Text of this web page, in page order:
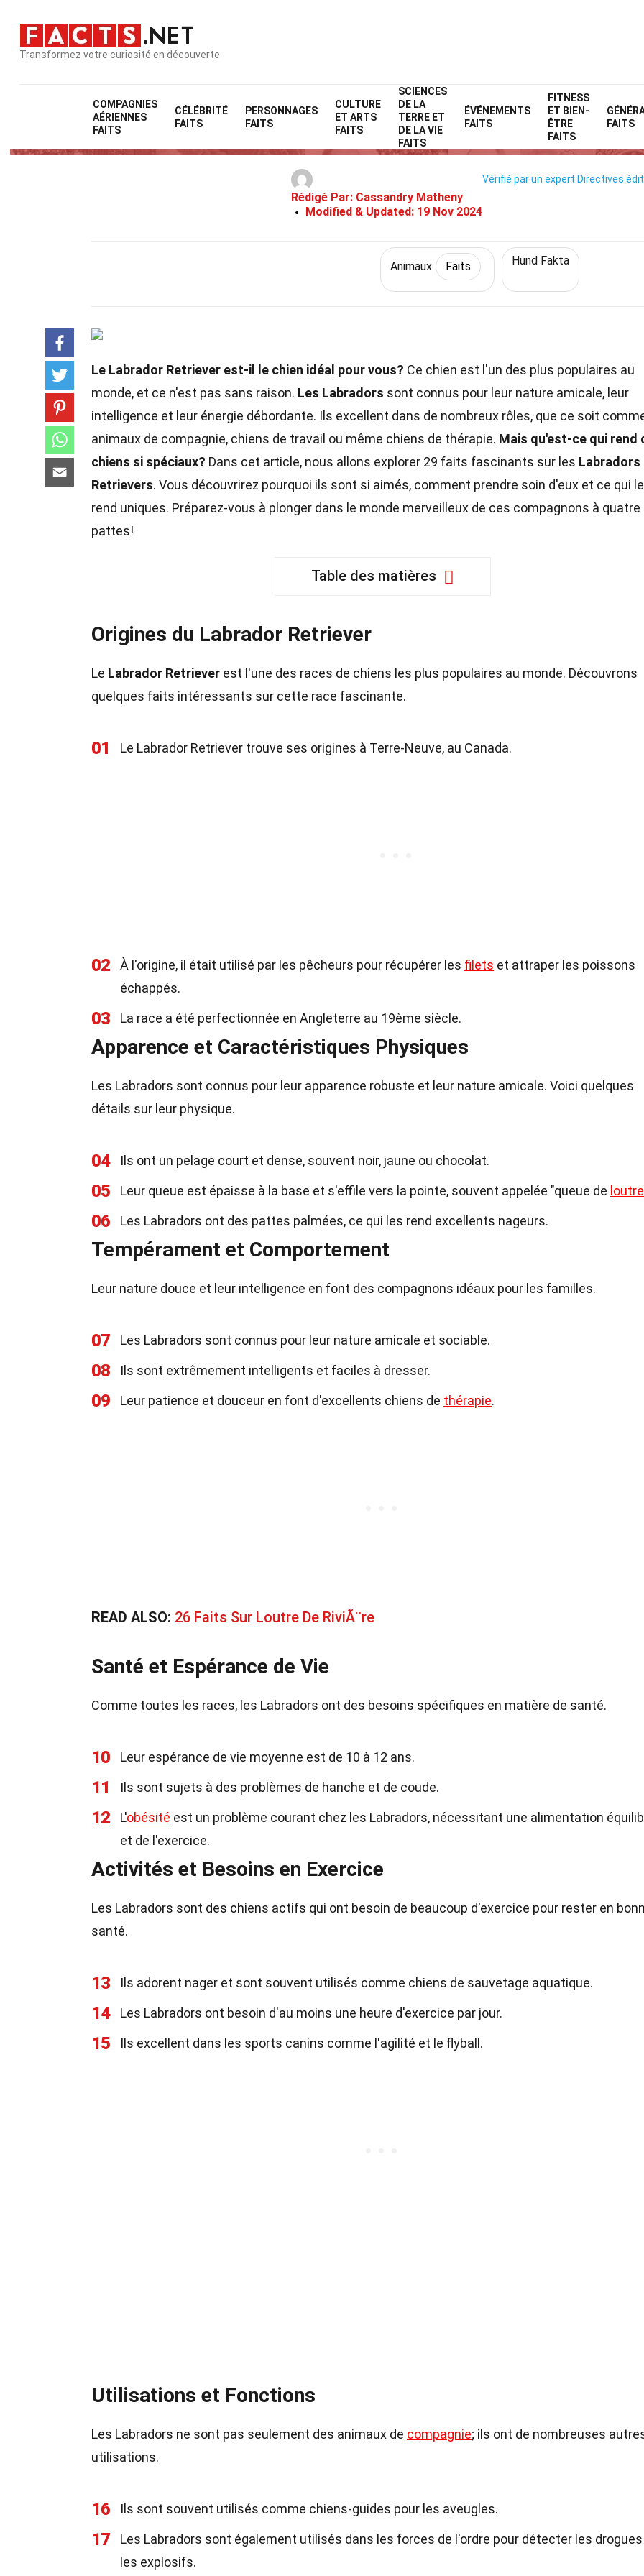
Transformez votre curiosité en découverte
COMPAGNIES
AÉRIENNES
FAITS
CÉLÉBRITÉ
FAITS
PERSONNAGES
FAITS
CULTURE
ET ARTS
FAITS
SCIENCES
DE LA
TERRE ET
DE LA VIE
FAITS
ÉVÉNEMENTS
FAITS
FITNESS
ET BIEN-
ÊTRE
FAITS
FAITS
Home Nature AnimauxFaits
29 Faits Sur Labrador Retriever
Rédigé Par: Cassandry Matheny
Modified & Updated: 19 Nov 2024
Vérifié par un expert Directives
Animaux Faits Hund Fakta
Le Labrador Retriever est-il le chien idéal pour vous? Ce chien est l'un des plus populaires au
monde, et ce n'est pas sans raison. Les Labradors sont connus pour leur nature amicale, leur
intelligence et leur énergie débordante. Ils excellent dans de nombreux rôles, que ce soit
animaux de compagnie, chiens de travail ou même chiens de thérapie. Mais qu'est-ce qui rend
chiens si spéciaux? Dans cet article, nous allons explorer 29 faits fascinants sur les Labradors
Retrievers. Vous découvrirez pourquoi ils sont si aimés, comment prendre soin d'eux et ce qui
rend uniques. Préparez-vous à plonger dans le monde merveilleux de ces compagnons à quatre
pattes!
Table des matières
Origines du Labrador Retriever
Le Labrador Retriever est l'une des races de chiens les plus populaires au monde. Découvrons
quelques faits intéressants sur cette race fascinante.
01 Le Labrador Retriever trouve ses origines à Terre-Neuve, au Canada.
02 À l'origine, il était utilisé par les pêcheurs pour récupérer les filets et attraper les poissons
échappés.
03 La race a été perfectionnée en Angleterre au 19ème siècle.
Apparence et Caractéristiques Physiques
Les Labradors sont connus pour leur apparence robuste et leur nature amicale. Voici quelques
détails sur leur physique.
04 Ils ont un pelage court et dense, souvent noir, jaune ou chocolat.
05 Leur queue est épaisse à la base et s'effile vers la pointe, souvent appelée "queue de loutre
06 Les Labradors ont des pattes palmées, ce qui les rend excellents nageurs.
Tempérament et Comportement
Leur nature douce et leur intelligence en font des compagnons idéaux pour les familles.
07 Les Labradors sont connus pour leur nature amicale et sociable.
08 Ils sont extrêmement intelligents et faciles à dresser.
09 Leur patience et douceur en font d'excellents chiens de thérapie.
READ ALSO: 26 Faits Sur Loutre De RiviÃ¨re
Santé et Espérance de Vie
Comme toutes les races, les Labradors ont des besoins spécifiques en matière de santé.
10 Leur espérance de vie moyenne est de 10 à 12 ans.
11 Ils sont sujets à des problèmes de hanche et de coude.
12 L'obésité est un problème courant chez les Labradors, nécessitant une alimentation
et de l'exercice.
Activités et Besoins en Exercice
Les Labradors sont des chiens actifs qui ont besoin de beaucoup d'exercice pour rester en
santé.
13 Ils adorent nager et sont souvent utilisés comme chiens de sauvetage aquatique.
14 Les Labradors ont besoin d'au moins une heure d'exercice par jour.
15 Ils excellent dans les sports canins comme l'agilité et le flyball.
Utilisations et Fonctions
Les Labradors ne sont pas seulement des animaux de compagnie; ils ont de nombreuses
utilisations.
16 Ils sont souvent utilisés comme chiens-guides pour les aveugles.
17
Les Labradors sont également utilisés dans les forces de l'ordre pour détecter les
les explosifs.